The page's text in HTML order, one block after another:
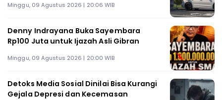
Minggu, 09 Agustus 2026 | 20:06 WIB
Denny Indrayana Buka Sayembara
Rp100 Juta untuk Ijazah Asli Gibran
Minggu, 09 Agustus 2026 | 20:00 WIB
Detoks Media Sosial Dinilai Bisa Kurangi
Gejala Depresi dan Kecemasan